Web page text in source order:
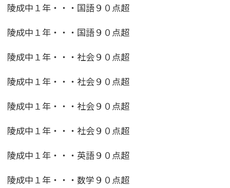
陵成中１年・・・国語９０点超
陵成中１年・・・国語９０点超
陵成中１年・・・社会９０点超
陵成中１年・・・社会９０点超
陵成中１年・・・社会９０点超
陵成中１年・・・社会９０点超
陵成中１年・・・英語９０点超
陵成中１年・・・数学９０点超